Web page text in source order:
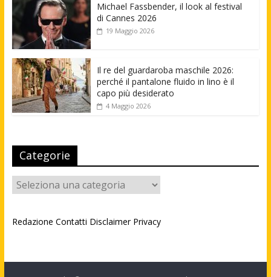
Michael Fassbender, il look al festival
di Cannes 2026
19 Maggio 2026
Il re del guardaroba maschile 2026:
perché il pantalone fluido in lino è il
capo più desiderato
4 Maggio 2026
Categorie
Categorie
Redazione Contatti Disclaimer Privacy